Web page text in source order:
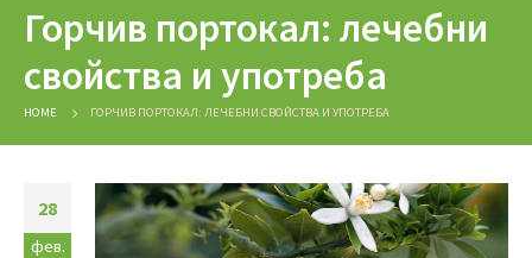
Горчив портокал: лечебни
свойства и употреба
HOME ГОРЧИВ ПОРТОКАЛ: ЛЕЧЕБНИ СВОЙСТВА И УПОТРЕБА
28
фев.